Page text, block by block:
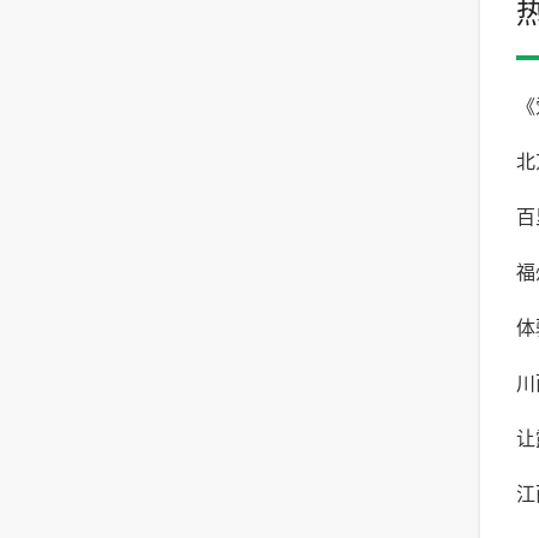
自
北
验
福
体
露
险
让